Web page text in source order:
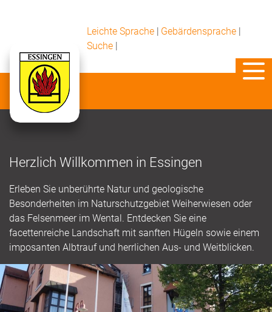
Leichte Sprache | Gebärdensprache |
Suche |
Herzlich Willkommen in Essingen
Erleben Sie unberührte Natur und geologische
Besonderheiten im Naturschutzgebiet Weiherwiesen oder
das Felsenmeer im Wental. Entdecken Sie eine
facettenreiche Landschaft mit sanften Hügeln sowie einem
imposanten Albtrauf und herrlichen Aus- und Weitblicken.